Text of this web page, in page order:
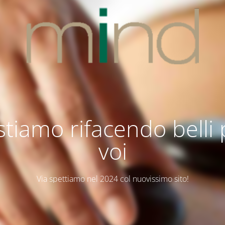
rifacendo belli
voi
Via spettiamo nel 2024 col nuovissimo sito!